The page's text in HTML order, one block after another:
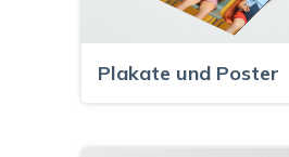
Plakate und Poster